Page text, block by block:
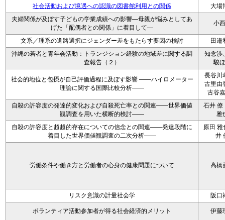
社会活動および境遇への認識の図書館利用との関係
大場
夫婦関係が及ぼす子どもの学業成績への影響―母親が悩みとしてあ
げた「配偶者との関係」に着目して―
小
文系／理系の進路選択にジェンダー差をもたらす要因の検討
田邉
沖縄の若者と青年会活動：トランジション経験の地域差に関する調
査報告（２）
知念渉
駿
社会的地位と包摂が自己評価過程に及ぼす影響 ――ハイロメーター
理論に関する国際比較分析――
長谷川
古里由
古谷
自殺の許容度の発達的変化および自殺死亡率との関連――世界価値
観調査を用いた横断的検討――
石井 僚
雅
自殺の許容度と超越的存在についての信念との関連――発達段階に
着目した世界価値観調査の二次分析――
原田 雅
井
労働条件や働き方と労働者の心身の健康問題について 高橋
リスク意識の計量社会学 阪口
ボランティア活動参加者が得る社会経済的メリット 伊藤